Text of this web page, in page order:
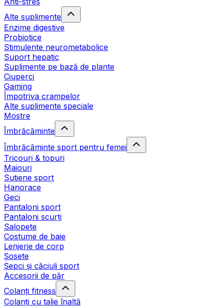
Alte suplimente
Enzime digestive
Probiotice
Stimulente neurometabolice
Suport hepatic
Suplimente pe bază de plante
Ciuperci
Gaming
Împotriva crampelor
Alte suplimente speciale
Mostre
Îmbrăcăminte
Îmbrăcăminte sport pentru femei
Tricouri & topuri
Maiouri
Sutiene sport
Hanorace
Geci
Pantaloni sport
Pantaloni scurți
Salopete
Costume de baie
Lenjerie de corp
Șosete
Șepci și căciuli sport
Accesorii de păr
Colanți fitness
Colanți cu talie înaltă